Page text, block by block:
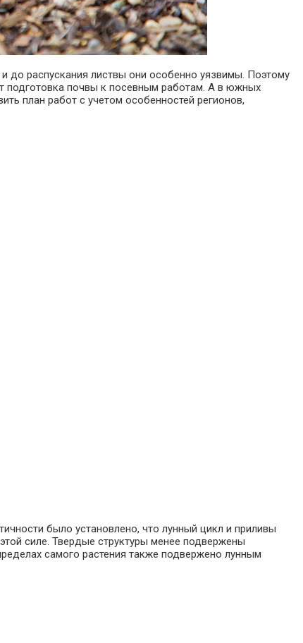
до распускания листвы они особенно уязвимы. Поэтому
подготовка почвы к посевным работам. А в южных
план работ с учетом особенностей регионов,
было установлено, что лунный цикл и приливы
силе. Твердые структуры менее подвержены
самого растения также подвержено лунным